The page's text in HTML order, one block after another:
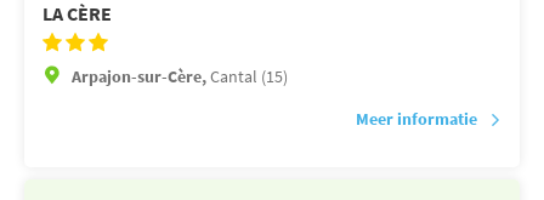
LA CÈRE
Arpajon-sur-Cère,Cantal (15)
Meer informatie